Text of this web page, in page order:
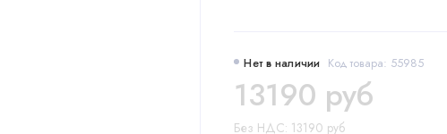
Нет в наличии Код товара: 55985
13190 руб
Без НДС: 13190 руб